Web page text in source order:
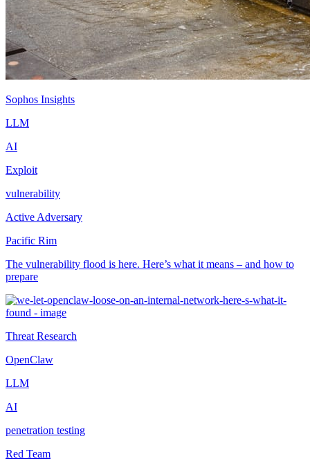
Sophos Insights
LLM
AI
Exploit
vulnerability
Active Adversary
Pacific Rim
The vulnerability flood is here. Here’s what it means – and how to
prepare
Threat Research
OpenClaw
LLM
AI
penetration testing
Red Team